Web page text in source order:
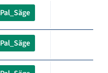
Pal_Säge
Pal_Säge